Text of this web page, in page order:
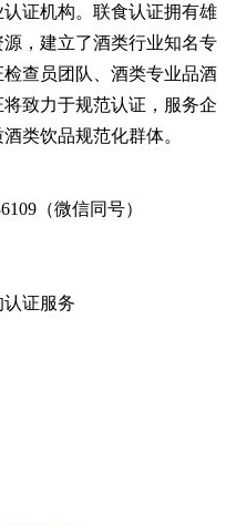
证机构。联食认证拥有雄
，建立了酒类行业知名专
查员团队、酒类专业品酒
致力于规范认证，服务企
类饮品规范化群体。
（微信同号）